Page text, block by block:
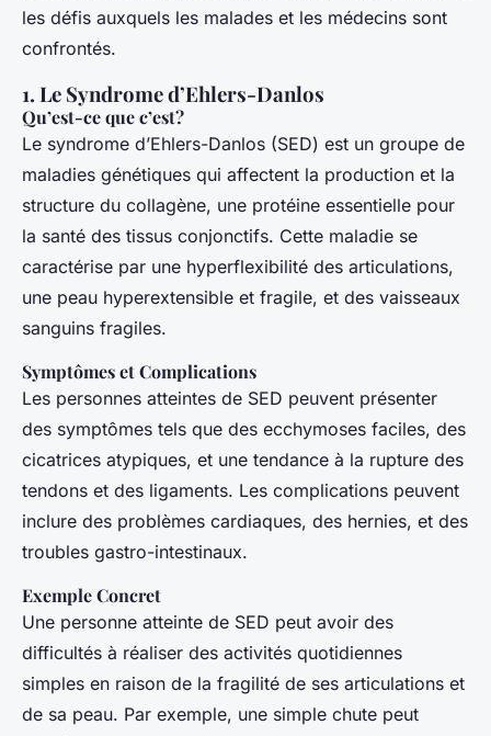
les défis auxquels les malades et les médecins sont
confrontés.
1. Le Syndrome d’Ehlers-Danlos
Qu’est-ce que c’est?
Le syndrome d’Ehlers-Danlos (SED) est un groupe de
maladies génétiques qui affectent la production et la
structure du collagène, une protéine essentielle pour
la santé des tissus conjonctifs. Cette maladie se
caractérise par une hyperflexibilité des articulations,
une peau hyperextensible et fragile, et des vaisseaux
sanguins fragiles.
Symptômes et Complications
Les personnes atteintes de SED peuvent présenter
des symptômes tels que des ecchymoses faciles, des
cicatrices atypiques, et une tendance à la rupture des
tendons et des ligaments. Les complications peuvent
inclure des problèmes cardiaques, des hernies, et des
troubles gastro-intestinaux.
Exemple Concret
Une personne atteinte de SED peut avoir des
difficultés à réaliser des activités quotidiennes
simples en raison de la fragilité de ses articulations et
de sa peau. Par exemple, une simple chute peut